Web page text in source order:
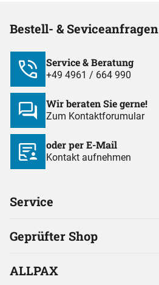
Bestell- & Seviceanfragen
Service & Beratung
+49 4961 / 664 990
Wir beraten Sie gerne!
Zum Kontaktforumular
oder per E-Mail
Kontakt aufnehmen
Service
Geprüfter Shop
ALLPAX